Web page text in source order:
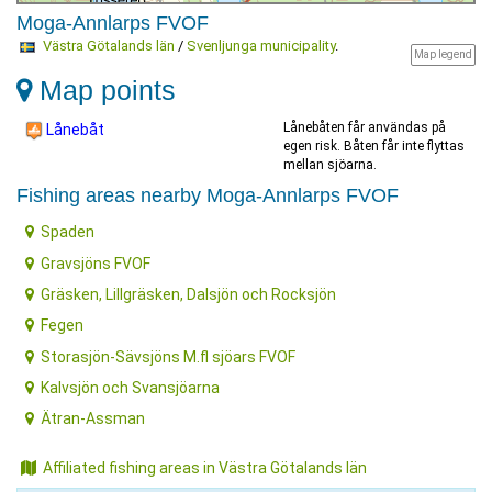
Moga-Annlarps FVOF
Map legend
Västra Götalands län / Svenljunga municipality.
Map points
Lånebåt
Lånebåten får användas på
egen risk. Båten får inte flyttas
mellan sjöarna.
Fishing areas nearby Moga-Annlarps FVOF
Spaden
Gravsjöns FVOF
Gräsken, Lillgräsken, Dalsjön och Rocksjön
Fegen
Storasjön-Sävsjöns M.fl sjöars FVOF
Kalvsjön och Svansjöarna
Ätran-Assman
Affiliated fishing areas in Västra Götalands län